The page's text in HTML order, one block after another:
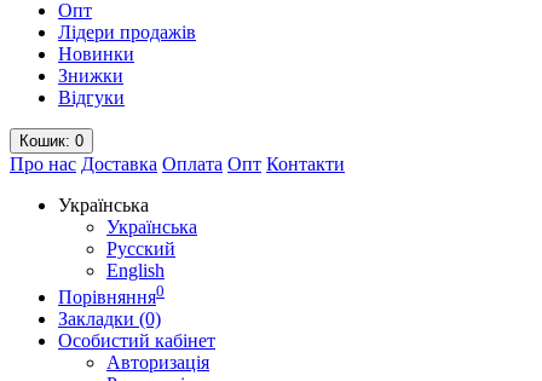
Опт
Лідери продажів
Новинки
Знижки
Відгуки
Кошик: 0
Про нас Доставка Оплата Опт Контакти
Українська
Українська
Русский
English
Порівняння0
Закладки (0)
Особистий кабінет
Авторизація